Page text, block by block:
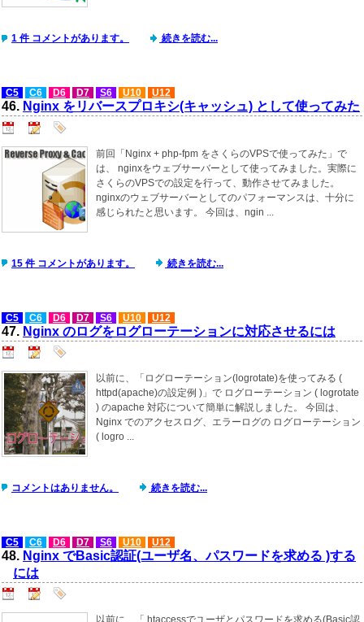
1 件 コメントがあります。 続きを読む...
C5 C6 D6 D7 S6 U10 U12
46. Nginx をリバースプロキシ(キャッシュ) として使ってみた
前回「Nginx + php-fpm をさくらのVPSで使ってみた」で
は、 nginxをウェブサーバーとして使ってみました。実際に
さくらのVPSでの設定を行って、動作させてみました。
nginxのウェブサーバーとしてのパフォーマンスは、十分に
感じられたと思います。 今回は、ngin ...
15 件 コメントがあります。 続きを読む...
C5 C6 D6 D7 S6 U10 U12
47. Nginx のログをログローテーションに対応させるには
以前に、「ログローテーション(logrotate)を使ってみる (
httpd(apache)の設定例 )」で ログローテーション ( logrotate
) のapache 対応について簡単に解説しました。 今回は、
Nginx でのアクセスログ、エラーログの ログローテーション
( logro ...
コメントはありません。 続きを読む...
C5 C6 D6 D7 S6 U10 U12
48. Nginx でBasic認証(ユーザ名、パスワードを求める )する
には